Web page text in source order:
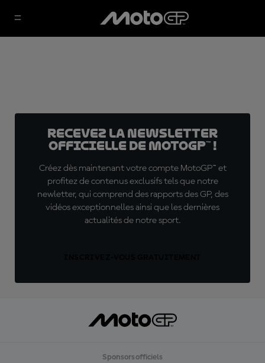
Recevez la Newsletter
officielle de MotoGP™ !
Créez dès maintenant votre compte MotoGP™ et
profitez de contenus exclusifs tels que notre
newletter, qui comprend des rapports des GP, des
vidéos exceptionnelles ainsi que les dernières
actualités de notre sport.
Sponsors officiels